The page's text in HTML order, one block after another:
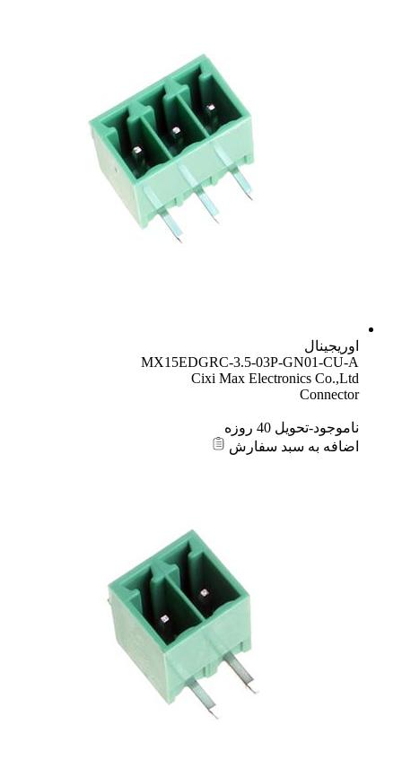
اوریجینال
MX15EDGRC-3.5-03P-GN01-CU-A
Cixi Max Electronics Co.,Ltd
Connector
ناموجود-تحویل 40 روزه
اضافه به سبد سفارش